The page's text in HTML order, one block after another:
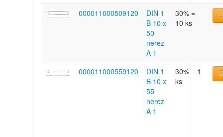
000011000509120
DIN 1
B 10 x
50
nerez
A 1
30% =
10 ks
000011000559120
DIN 1
B 10 x
55
nerez
A 1
30% = 1
ks